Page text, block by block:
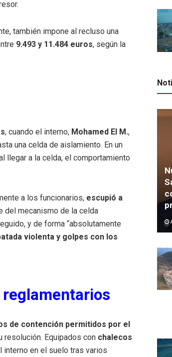
también impone al recluso una
9.493 y 11.484 euros, según la
, cuando el interno, Mohamed El M.,
una celda de aislamiento. En un
llegar a la celda, el comportamiento
a los funcionarios, escupió a
del mecanismo de la celda
y de forma “absolutamente
violenta y golpes con los
de contención permitidos por el
resolución. Equipados con chalecos
interno en el suelo tras varios